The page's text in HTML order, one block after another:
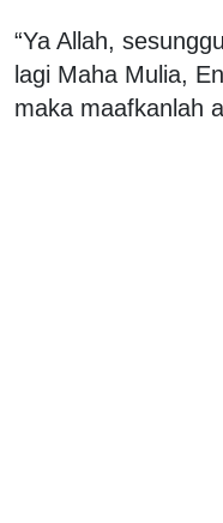
“Ya Allah,
lagi Maha Mulia,
maka maafkanlah